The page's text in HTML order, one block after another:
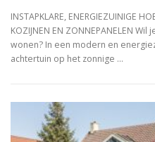
INSTAPKLARE, ENERGIEZUINIGE
KOZIJNEN EN ZONNEPANELEN
wonen? In een modern en
achtertuin op het zonnige …